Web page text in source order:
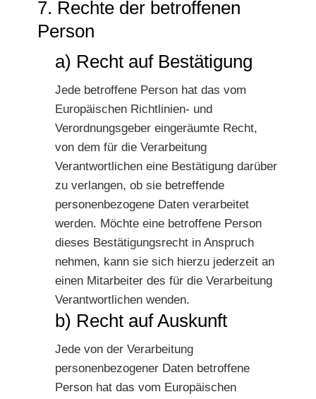
7. Rechte der betroffenen
Person
a) Recht auf Bestätigung
Jede betroffene Person hat das vom
Europäischen Richtlinien- und
Verordnungsgeber eingeräumte Recht,
von dem für die Verarbeitung
Verantwortlichen eine Bestätigung darüber
zu verlangen, ob sie betreffende
personenbezogene Daten verarbeitet
werden. Möchte eine betroffene Person
dieses Bestätigungsrecht in Anspruch
nehmen, kann sie sich hierzu jederzeit an
einen Mitarbeiter des für die Verarbeitung
Verantwortlichen wenden.
b) Recht auf Auskunft
Jede von der Verarbeitung
personenbezogener Daten betroffene
Person hat das vom Europäischen